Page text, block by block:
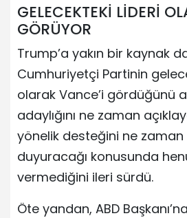
GELECEKTEKİ LİDERİ
GÖRÜYOR
Trump’a yakın bir kaynak
Cumhuriyetçi Partinin
olarak Vance’i gördüğünü
adaylığını ne zaman
yönelik desteğini ne
duyuracağı konusunda
vermediğini ileri sürdü.
Öte yandan, ABD